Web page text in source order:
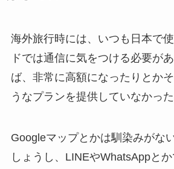
海外旅行時には、いつも日本で
ドでは通信に気をつける必要が
ば、非常に高額になったりとか
うなプランを提供していなかった
Googleマップとかは馴染みがな
しょうし、LINEやWhatsAppと